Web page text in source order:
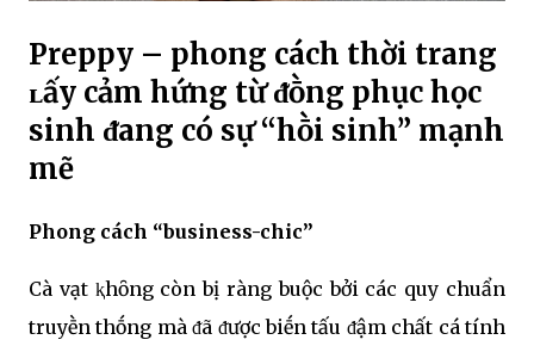
Preppy – phong cách thời trang
ʟấy cảm hứng từ ᵭṑng phục học
sinh ᵭang có sự “hṑi sinh” mạnh
mẽ
Phong cách “business-chic”
Cà vạt ⱪhȏng còn bị ràng buộc bởi các quy chuẩn
truyḕn thṓng mà ᵭã ᵭược biḗn tấu ᵭậm chất cá tính